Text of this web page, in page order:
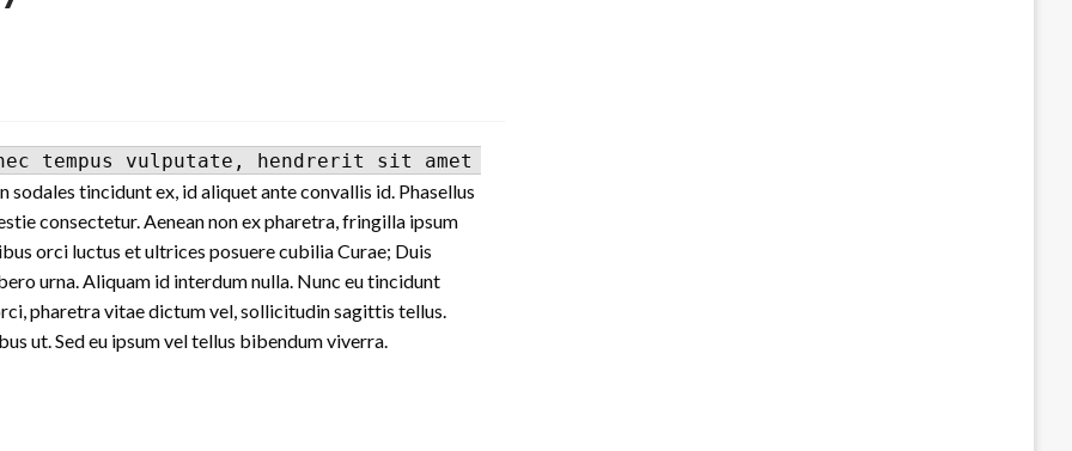
tincidunt ex, id aliquet ante convallis id. Phasellus
consectetur. Aenean non ex pharetra, fringilla ipsum
orci luctus et ultrices posuere cubilia Curae; Duis
urna. Aliquam id interdum nulla. Nunc eu tincidunt
pharetra vitae dictum vel, sollicitudin sagittis tellus.
ut. Sed eu ipsum vel tellus bibendum viverra.